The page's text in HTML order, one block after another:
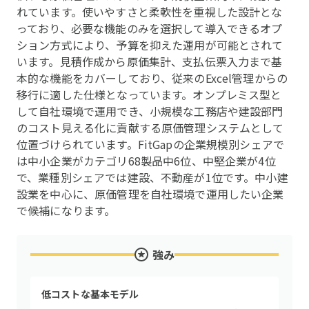
れています。使いやすさと柔軟性を重視した設計とな
っており、必要な機能のみを選択して導入できるオプ
ション方式により、予算を抑えた運用が可能とされて
います。見積作成から原価集計、支払伝票入力まで基
本的な機能をカバーしており、従来のExcel管理からの
移行に適した仕様となっています。オンプレミス型と
して自社環境で運用でき、小規模な工務店や建設部門
のコスト見える化に貢献する原価管理システムとして
位置づけられています。FitGapの企業規模別シェアで
は中小企業がカテゴリ68製品中6位、中堅企業が4位
で、業種別シェアでは建設、不動産が1位です。中小建
設業を中心に、原価管理を自社環境で運用したい企業
で候補になります。
強み
低コストな基本モデル